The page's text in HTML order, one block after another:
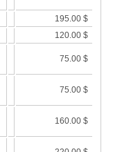
195.00 $
120.00 $
75.00 $
75.00 $
160.00 $